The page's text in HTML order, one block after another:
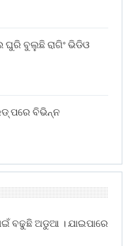
ବୁଲୁଛି ରାଗିଂ ଭିଡିଓ
ପରେ ବିଭିନ୍ନ
ବଢୁଛି ଅଡୁଆ । ଯାଇପାରେ